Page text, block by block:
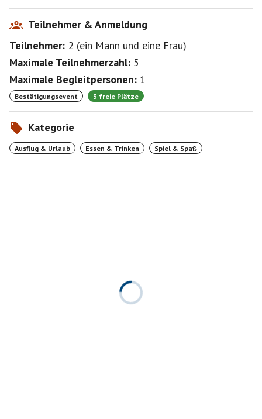
Teilnehmer & Anmeldung
Teilnehmer: 2 (ein Mann und eine Frau)
Maximale Teilnehmerzahl: 5
Maximale Begleitpersonen: 1
Bestätigungsevent 3 freie Plätze
Kategorie
Ausflug & Urlaub Essen & Trinken Spiel & Spaß